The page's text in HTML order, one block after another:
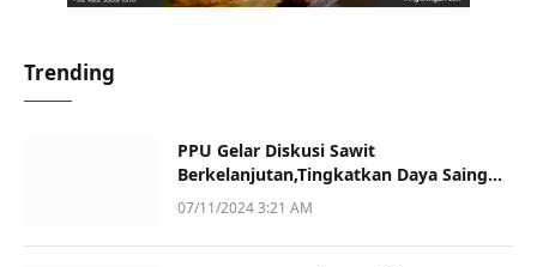
Trending
PPU Gelar Diskusi Sawit
Berkelanjutan,Tingkatkan Daya Saing
dan Kualitas
07/11/2024 3:21 AM